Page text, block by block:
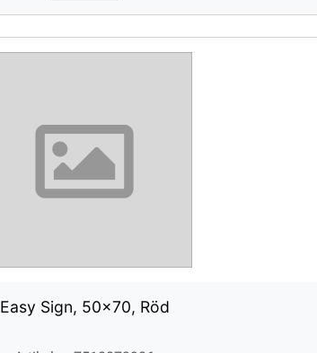
Easy Sign, 50x70, Röd